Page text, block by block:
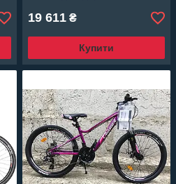
19 611 ₴
Купити